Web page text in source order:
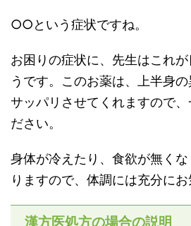
○○という症状ですね。
お困りの症状に、先生はこれ
うです。このお薬は、上半身
サッパリさせてくれますので、
ださい。
身体が冷えたり、食欲が無く
りますので、体調には充分にお
漢方医処方の場合の説明